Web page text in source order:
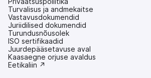
Turvalisus ja andmekaitse
Vastavusdokumendid
Juriidilised dokumendid
Turundusnõusolek
ISO sertifikaadid
Juurdepääsetavuse aval
(avaneb
uuel
Kaasaegne orjuse avaldus
(avaneb
Eetikaliin ↗